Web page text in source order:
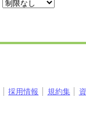
採用情報 規約集